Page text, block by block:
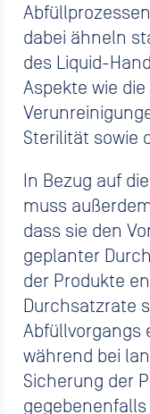
dabei ähneln
des Liquid-
Aspekte wie
Sterilität sowie
In Bezug auf
muss
dass sie den
geplanter
der Produkte
Durchsatzrate
Abfüllvorgangs
während bei
Sicherung der